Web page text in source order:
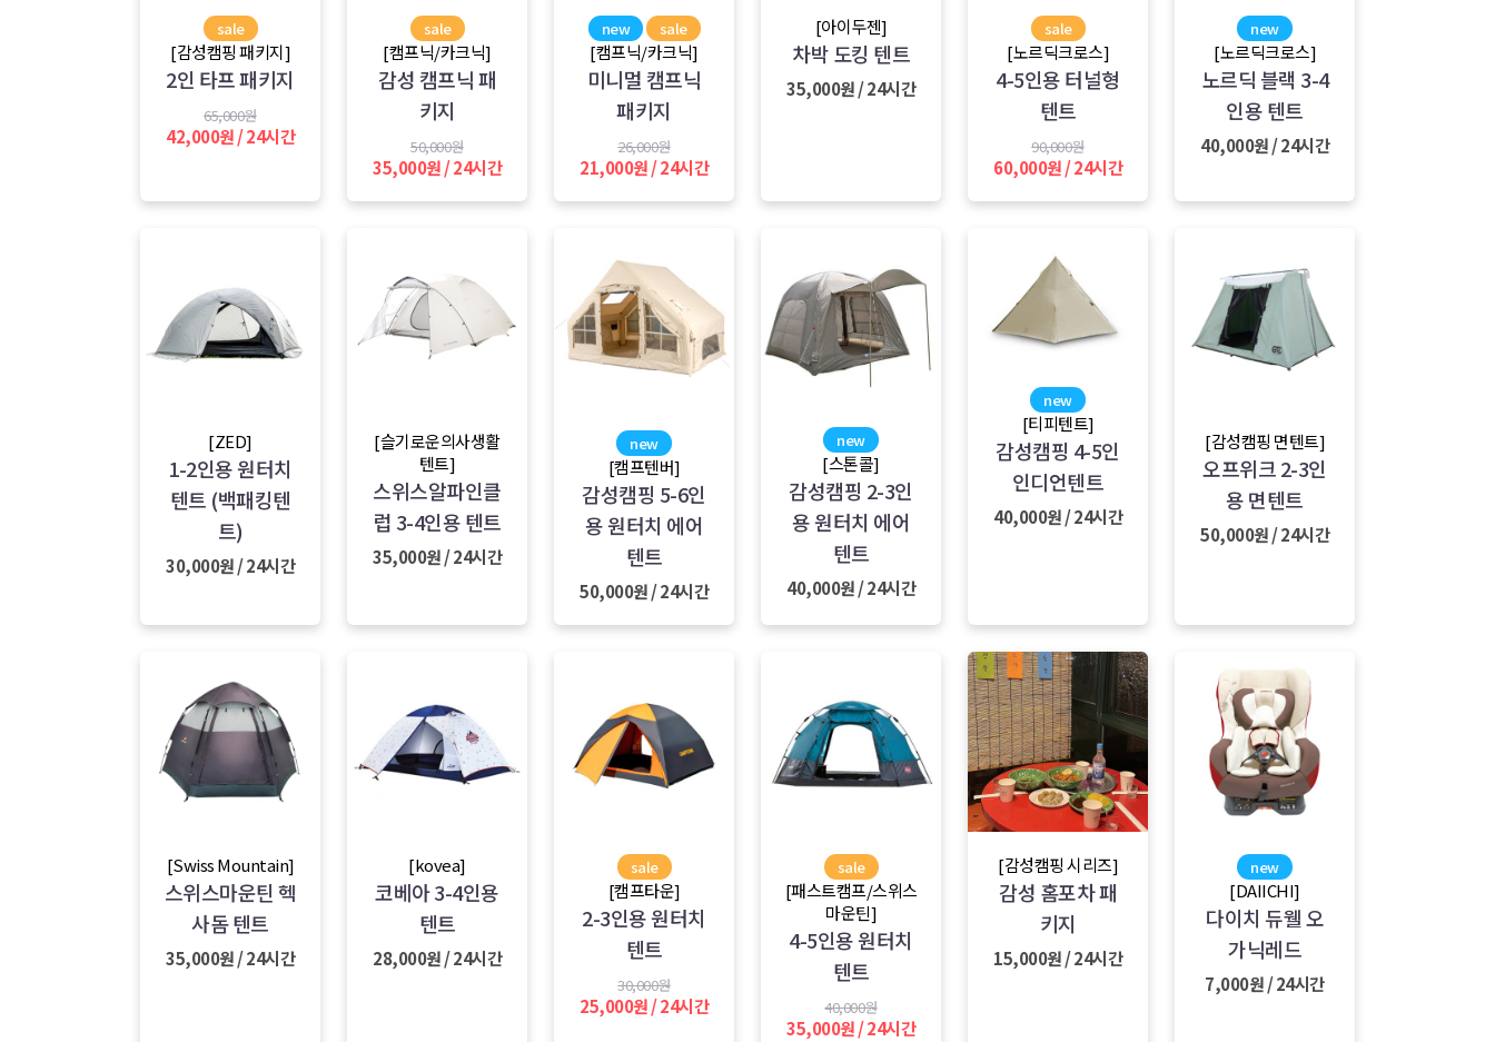
sale
[감성캠핑 패키지]
2인 타프 패키지
65,000원
42,000원 / 24시간
sale
[캠프닉/카크닉]
감성 캠프닉 패
키지
50,000원
35,000원 / 24시간
new sale
[캠프닉/카크닉]
미니멀 캠프닉
패키지
26,000원
21,000원 / 24시간
[아이두젠]
차박 도킹 텐트
35,000원 / 24시간
sale
[노르딕크로스]
4-5인용 터널형
텐트
90,000원
60,000원 / 24시간
new
[노르딕크로스]
노르딕 블랙 3-4
인용 텐트
40,000원 / 24시간
[ZED]
1-2인용 원터치
텐트 (백패킹텐
트)
30,000원 / 24시간
[슬기로운의사생활
텐트]
스위스알파인클
럽 3-4인용 텐트
35,000원 / 24시간
new
[캠프텐버]
감성캠핑 5-6인
용 원터치 에어
텐트
50,000원 / 24시간
new
[스톤콜]
감성캠핑 2-3인
용 원터치 에어
텐트
40,000원 / 24시간
new
[티피텐트]
감성캠핑 4-5인
인디언텐트
40,000원 / 24시간
[감성캠핑 면텐트]
오프위크 2-3인
용 면텐트
50,000원 / 24시간
[Swiss Mountain]
스위스마운틴 헥
사돔 텐트
35,000원 / 24시간
[kovea]
코베아 3-4인용
텐트
28,000원 / 24시간
sale
[캠프타운]
2-3인용 원터치
텐트
30,000원
25,000원 / 24시간
sale
[패스트캠프/스위스
마운틴]
4-5인용 원터치
텐트
40,000원
35,000원 / 24시간
[감성캠핑 시리즈]
감성 홈포차 패
키지
15,000원 / 24시간
new
[DAIICHI]
다이치 듀웰 오
가닉레드
7,000원 / 24시간